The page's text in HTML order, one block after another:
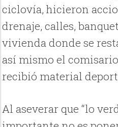
ciclovía, hicieron
drenaje, calles,
vivienda donde se
así mismo el
recibió material
Al aseverar que “lo